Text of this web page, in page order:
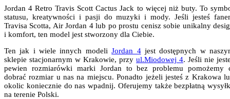
Jordan 4 Retro Travis Scott Cactus Jack to więcej niż buty. To
statusu, kreatywności i pasji do muzyki i mody. Jeśli jesteś
Travisa Scotta, Air Jordan 4 lub po prostu cenisz sobie unikalny
i komfort, ten model jest stworzony dla Ciebie.
Ten jak i wiele innych modeliJordan 4jest dostępnych w
sklepie stacjonarnym w Krakowie, przy ul.Miodowej 4. Jeśli nie
pewien rozmiarówki marki Jordan to bez problemu pomożemy
dobrać rozmiar u nas na miejscu. Ponadto jeżeli jesteś z Krakowa
okolic koniecznie do nas wpadnij. Oferujemy także bezpłatną
na terenie Polski.